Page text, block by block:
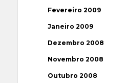
Fevereiro 2009
Janeiro 2009
Dezembro 2008
Novembro 2008
Outubro 2008